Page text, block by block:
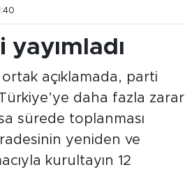
ortak açıklamada, parti
daha fazla zarar
sürede toplanması
yeniden ve
kurultayın 12